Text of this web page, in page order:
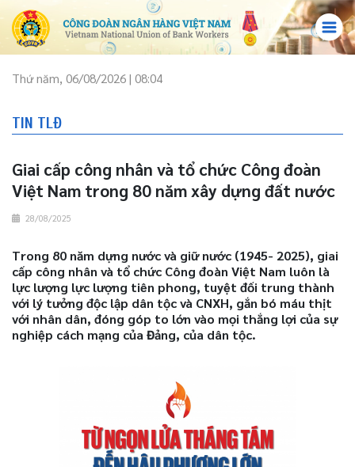
Thứ năm, 06/08/2026 | 08:04
TIN TLĐ
Giai cấp công nhân và tổ chức Công đoàn
Việt Nam trong 80 năm xây dựng đất nước
28/08/2025
Trong 80 năm dựng nước và giữ nước (1945- 2025), giai
cấp công nhân và tổ chức Công đoàn Việt Nam luôn là
lực lượng lực lượng tiên phong, tuyệt đối trung thành
với lý tưởng độc lập dân tộc và CNXH, gắn bó máu thịt
với nhân dân, đóng góp to lớn vào mọi thắng lợi của sự
nghiệp cách mạng của Đảng, của dân tộc.